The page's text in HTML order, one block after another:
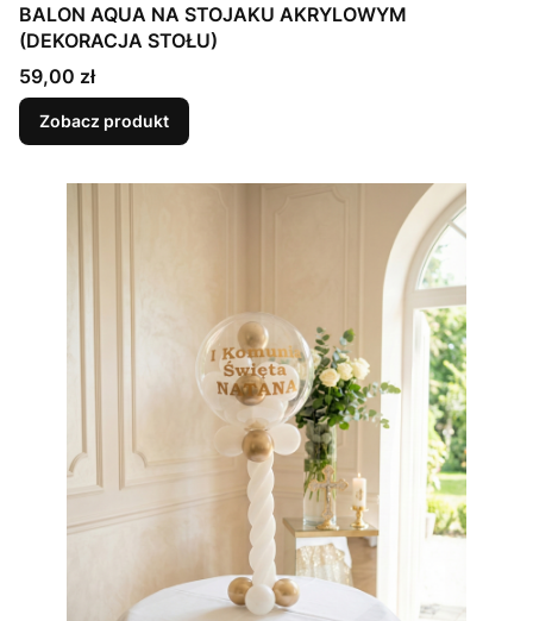
BALON AQUA NA STOJAKU AKRYLOWYM
(DEKORACJA STOŁU)
Cena
59,00 zł
Zobacz produkt